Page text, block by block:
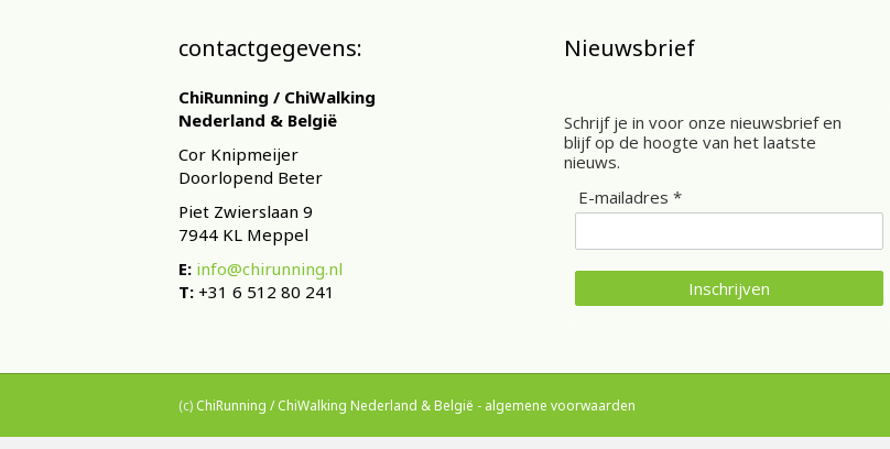
contactgegevens:
ChiRunning / ChiWalking
Nederland & België
Cor Knipmeijer
Doorlopend Beter
Piet Zwierslaan 9
7944 KL Meppel
E: info@chirunning.nl
T: +31 6 512 80 241
Nieuwsbrief
Schrijf je in voor onze nieuwsbrief en
blijf op de hoogte van het laatste
nieuws.
E-mailadres *
Inschrijven
(c) ChiRunning / ChiWalking Nederland & België - algemene voorwaarden